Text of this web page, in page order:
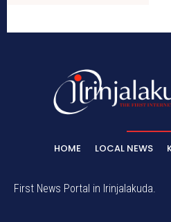
HOME LOCAL NEWS
First News Portal in Irinjalakuda.